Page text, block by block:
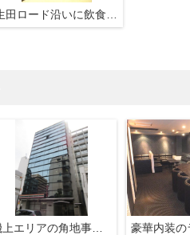
生田ロード沿いに飲食店居抜物件
磯上エリアの角地事務所ビル